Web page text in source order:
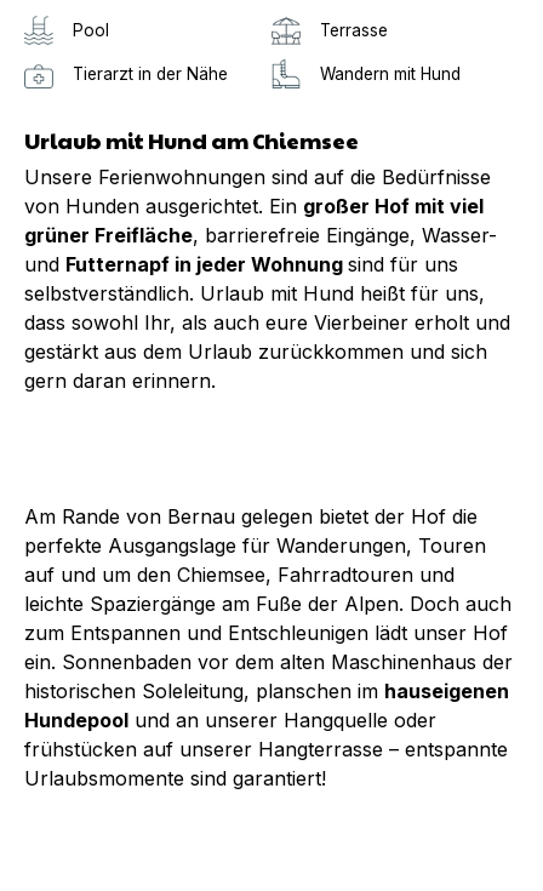
Pool Terrasse
Tierarzt in der Nähe Wandern mit Hund
Urlaub mit Hund am Chiemsee
Unsere Ferienwohnungen sind auf die Bedürfnisse
von Hunden ausgerichtet. Ein großer Hof mit viel
grüner Freifläche, barrierefreie Eingänge, Wasser-
und Futternapf in jeder Wohnung sind für uns
selbstverständlich. Urlaub mit Hund heißt für uns,
dass sowohl Ihr, als auch eure Vierbeiner erholt und
gestärkt aus dem Urlaub zurückkommen und sich
gern daran erinnern.
Am Rande von Bernau gelegen bietet der Hof die
perfekte Ausgangslage für Wanderungen, Touren
auf und um den Chiemsee, Fahrradtouren und
leichte Spaziergänge am Fuße der Alpen. Doch auch
zum Entspannen und Entschleunigen lädt unser Hof
ein. Sonnenbaden vor dem alten Maschinenhaus der
historischen Soleleitung, planschen im hauseigenen
Hundepool und an unserer Hangquelle oder
frühstücken auf unserer Hangterrasse – entspannte
Urlaubsmomente sind garantiert!